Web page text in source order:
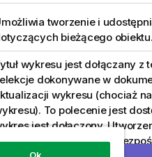
tworzenie i
bieżącego obiektu.
wykresu jest dołączany z
dokonywane w
wykresu (chociaż
To polecenie jest
jest dołączony.
jej umożliwia